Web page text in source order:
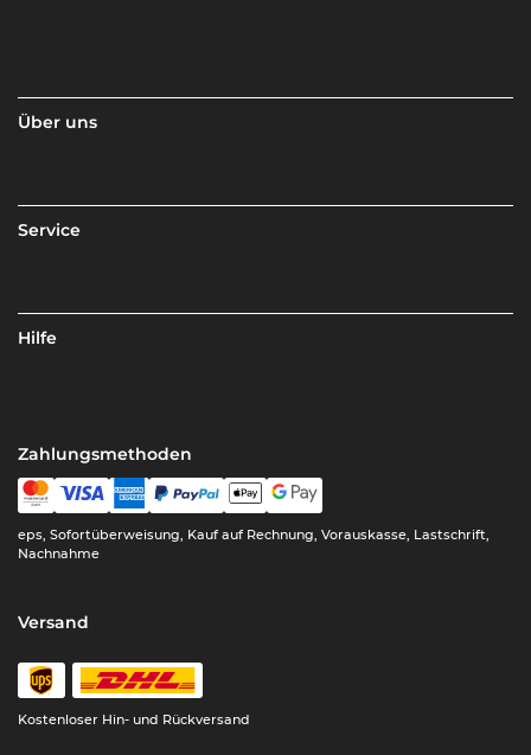
Über uns
Service
Hilfe
Zahlungsmethoden
eps, Sofortüberweisung, Kauf auf Rechnung, Vorauskasse, Lastschrift,
Nachnahme
Versand
Kostenloser Hin- und Rückversand